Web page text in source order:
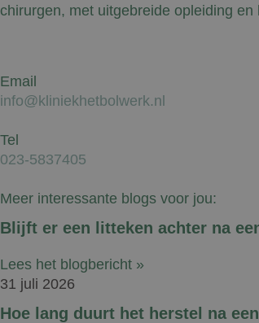
chirurgen, met uitgebreide opleiding
Email
info@kliniekhetbolwerk.nl
Tel
023-5837405
Meer interessante blogs voor jou:
Blijft er een litteken achter na
Lees het blogbericht »
31 juli 2026
Hoe lang duurt het herstel na